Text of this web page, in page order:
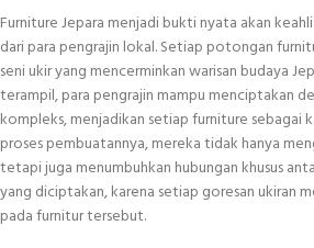
Furniture Jepara menjadi bukti nyata akan
dari para pengrajin lokal. Setiap potongan
seni ukir yang mencerminkan warisan budaya
terampil, para pengrajin mampu menciptakan
kompleks, menjadikan setiap furniture sebagai
proses pembuatannya, mereka tidak hanya
tetapi juga menumbuhkan hubungan khusus
yang diciptakan, karena setiap goresan ukiran
pada furnitur tersebut.